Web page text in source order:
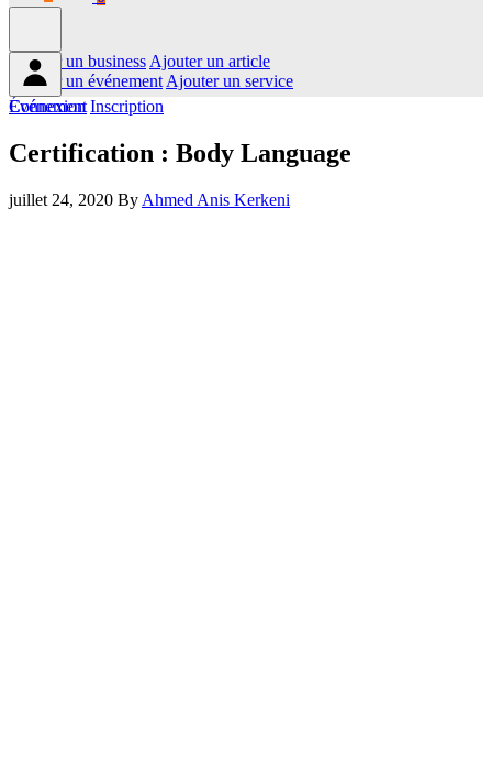
Ajouter un business Ajouter un article
Ajouter un événement Ajouter un service
Connexion Inscription
Événement
Certification : Body Language
juillet 24, 2020 By Ahmed Anis Kerkeni